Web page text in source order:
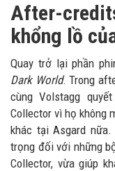
After-
khổng lồ
Quay trở lại phần
Dark World. Trong
cùng Volstagg
Collector vì họ không
khác tại Asgard
trọng đối với những
Collector, vừa giúp